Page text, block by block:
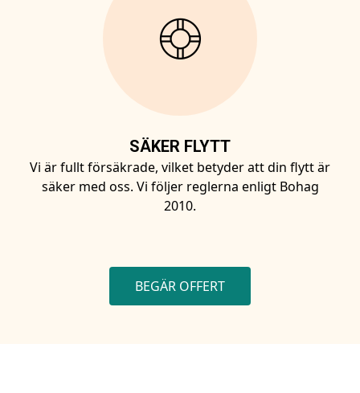
SÄKER FLYTT
Vi är fullt försäkrade, vilket betyder att din flytt är
säker med oss. Vi följer reglerna enligt Bohag
2010.
BEGÄR OFFERT